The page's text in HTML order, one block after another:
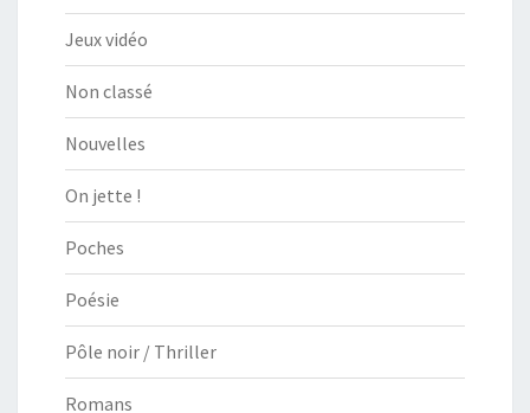
Jeux vidéo
Non classé
Nouvelles
On jette !
Poches
Poésie
Pôle noir / Thriller
Romans